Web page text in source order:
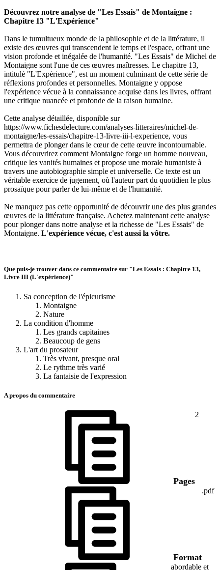
Découvrez notre analyse de "Les Essais" de Montaigne :
Chapitre 13 "L'Expérience"
Dans le tumultueux monde de la philosophie et de la littérature, il
existe des œuvres qui transcendent le temps et l'espace, offrant une
vision profonde et inégalée de l'humanité. "Les Essais" de Michel de
Montaigne sont l'une de ces œuvres maîtresses. Le chapitre 13,
intitulé "L'Expérience", est un moment culminant de cette série de
réflexions profondes et personnelles. Montaigne y oppose
l'expérience vécue à la connaissance acquise dans les livres, offrant
une critique nuancée et profonde de la raison humaine.
Cette analyse détaillée, disponible sur
https://www.fichesdelecture.com/analyses-litteraires/michel-de-
montaigne/les-essais/chapitre-13-livre-iii-l-experience, vous
permettra de plonger dans le cœur de cette œuvre incontournable.
Vous découvrirez comment Montaigne forge un homme nouveau,
critique les vanités humaines et propose une morale humaniste à
travers une autobiographie simple et universelle. Ce texte est un
véritable exercice de jugement, où l'auteur part du quotidien le plus
prosaïque pour parler de lui-même et de l'humanité.
Ne manquez pas cette opportunité de découvrir une des plus grandes
œuvres de la littérature française. Achetez maintenant cette analyse
pour plonger dans notre analyse et la richesse de "Les Essais" de
Montaigne. L'expérience vécue, c'est aussi la vôtre.
Que puis-je trouver dans ce commentaire sur "Les Essais : Chapitre 13,
Livre III (L'expérience)"
Sa conception de l'épicurisme
Montaigne
Nature
La condition d'homme
Les grands capitaines
Beaucoup de gens
L'art du prosateur
Très vivant, presque oral
Le rythme très varié
La fantaisie de l'expression
A propos du commentaire
Pages
2
Format
.pdf
abordable et